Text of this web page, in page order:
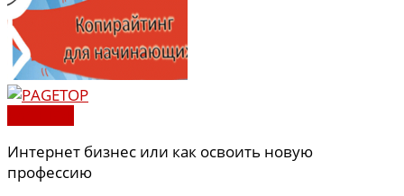
Интернет бизнес или как освоить новую
профессию